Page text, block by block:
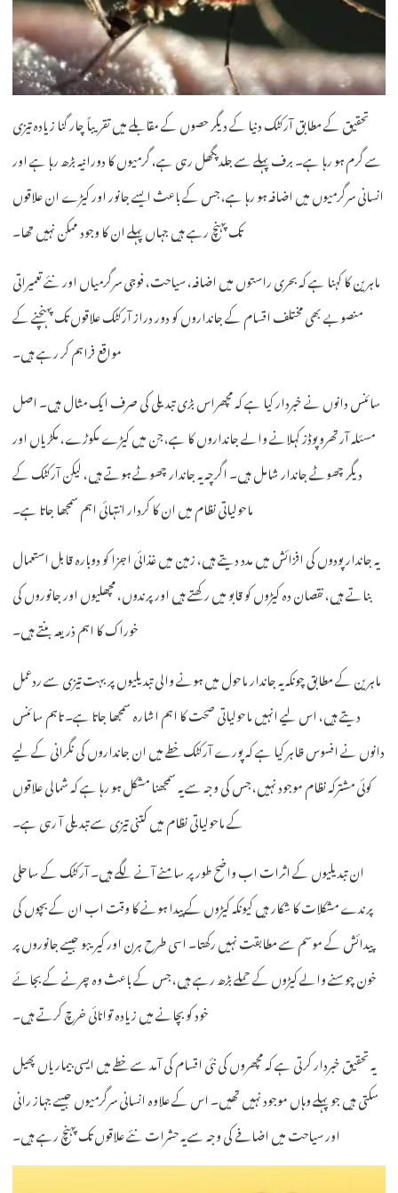
تحقیق کے مطابق آرکٹک دنیا کے دیگر حصوں کے مقابلے میں تقریباً چار گنا زیادہ تیزی
سے گرم ہو رہا ہے۔ برف پہلے سے جلد پگھل رہی ہے، گرمیوں کا دورانیہ بڑھ رہا ہے اور
انسانی سرگرمیوں میں اضافہ ہو رہا ہے، جس کے باعث ایسے جانور اور کیڑے ان علاقوں
تک پہنچ رہے ہیں جہاں پہلے ان کا وجود ممکن نہیں تھا۔
ماہرین کا کہنا ہے کہ بحری راستوں میں اضافہ، سیاحت، فوجی سرگرمیاں اور نئے تعمیراتی
منصوبے بھی مختلف اقسام کے جانداروں کو دور دراز آرکٹک علاقوں تک پہنچنے کے
مواقع فراہم کر رہے ہیں۔
سائنس دانوں نے خبردار کیا ہے کہ مچھراس بڑی تبدیلی کی صرف ایک مثال ہیں۔ اصل
مسئلہ آرتھروپوڈز کہلانے والے جانداروں کا ہے، جن میں کیڑے مکوڑے، مکڑیاں اور
دیگر چھوٹے جاندار شامل ہیں۔ اگرچہ یہ جاندار چھوٹے ہوتے ہیں، لیکن آرکٹک کے
ماحولیاتی نظام میں ان کا کردار انتہائی اہم سمجھا جاتا ہے۔
یہ جاندار پودوں کی افزائش میں مدد دیتے ہیں، زمین میں غذائی اجزا کو دوبارہ قابل استعمال
بناتے ہیں، نقصان دہ کیڑوں کو قابو میں رکھتے ہیں اور پرندوں، مچھلیوں اور جانوروں کی
خوراک کا اہم ذریعہ بنتے ہیں۔
ماہرین کے مطابق چونکہ یہ جاندار ماحول میں ہونے والی تبدیلیوں پر بہت تیزی سے ردعمل
دیتے ہیں، اس لیے انہیں ماحولیاتی صحت کا اہم اشارہ سمجھا جاتا ہے۔ تاہم سائنس
دانوں نے افسوس ظاہر کیا ہے کہ پورے آرکٹک خطے میں ان جانداروں کی نگرانی کے لیے
کوئی مشترکہ نظام موجود نہیں، جس کی وجہ سے یہ سمجھنا مشکل ہو رہا ہے کہ شمالی علاقوں
کے ماحولیاتی نظام میں کتنی تیزی سے تبدیلی آ رہی ہے۔
ان تبدیلیوں کے اثرات اب واضح طور پر سامنے آنے لگے ہیں۔ آرکٹک کے ساحلی
پرندے مشکلات کا شکار ہیں کیونکہ کیڑوں کے پیدا ہونے کا وقت اب ان کے بچوں کی
پیدائش کے موسم سے مطابقت نہیں رکھتا۔ اسی طرح ہرن اور کیریبو جیسے جانوروں پر
خون چوسنے والے کیڑوں کے حملے بڑھ رہے ہیں، جس کے باعث وہ چرنے کے بجائے
خود کو بچانے میں زیادہ توانائی خرچ کرتے ہیں۔
یہ تحقیق خبردار کرتی ہے کہ مچھروں کی نئی اقسام کی آمد سے خطے میں ایسی بیماریاں پھیل
سکتی ہیں جو پہلے وہاں موجود نہیں تھیں۔ اس کے علاوہ انسانی سرگرمیوں جیسے جہاز رانی
اور سیاحت میں اضافے کی وجہ سے یہ حشرات نئے علاقوں تک پہنچ رہے ہیں۔